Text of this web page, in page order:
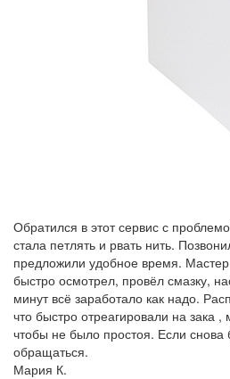
Обратился в этот сервис с
стала петлять и рвать нить.
предложили удобное время.
быстро осмотрел, провёл смазку,
минут всё заработало как надо.
что быстро отреагировали на зака
чтобы не было простоя. Если
обращаться.
Мария К.